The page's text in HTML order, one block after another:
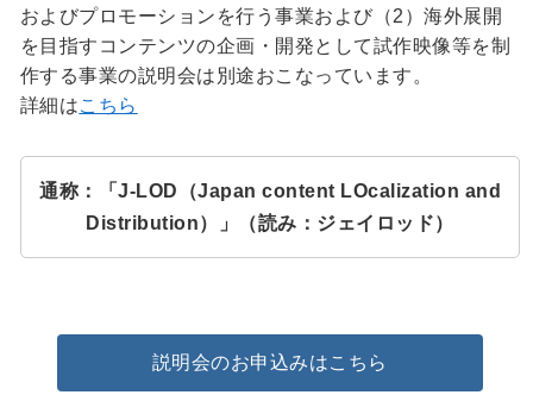
およびプロモーションを行う事業および（2）海外展開
を目指すコンテンツの企画・開発として試作映像等を制
作する事業の説明会は別途おこなっています。
詳細はこちら
通称：「J-LOD（Japan content LOcalization and
Distribution）」（読み：ジェイロッド）
説明会のお申込みはこちら